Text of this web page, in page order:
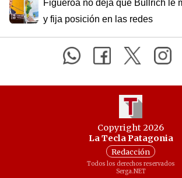
Figueroa no deja que Bullrich le
y fija posición en las redes
Copyright 2026
La Tecla Patagonia
Redacción
Todos los derechos reservados
Serga.NET